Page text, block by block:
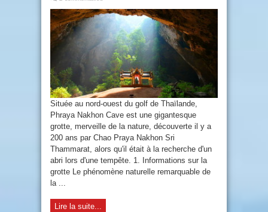
Située au nord-ouest du golf de Thaïlande,
Phraya Nakhon Cave est une gigantesque
grotte, merveille de la nature, découverte il y a
200 ans par Chao Praya Nakhon Sri
Thammarat, alors qu'il était à la recherche d'un
abri lors d'une tempête. 1. Informations sur la
grotte Le phénomène naturelle remarquable de
la ...
Lire la suite...